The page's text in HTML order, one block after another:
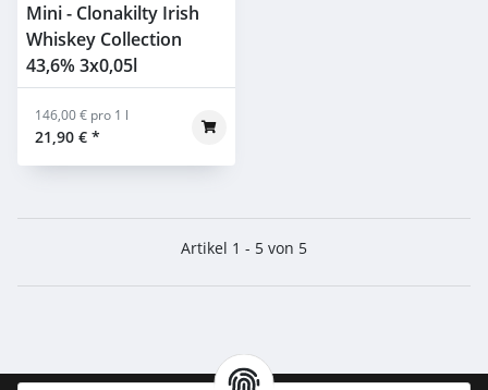
Mini - Clonakilty Irish
Whiskey Collection
43,6% 3x0,05l
21,90 € *
146,00 € pro 1 l
Artikel 1 - 5 von 5